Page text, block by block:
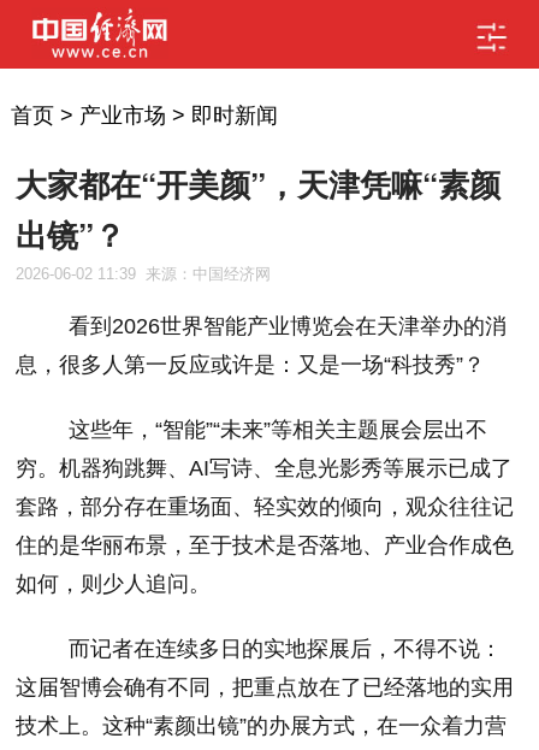
首页> 产业市场 > 即时新闻
大家都在“开美颜”，天津凭嘛“素颜
出镜”？
2026-06-02 11:39 来源：中国经济网
看到 2026世界智能产业博览会在天津举办的消
息，很多人第一反应或许是：又是一场“科技秀”？
这些年，“智能”“未来”等相关主题展会层出不
穷。机器狗跳舞、AI写诗、全息光影秀等展示已成了
套路，部分存在重场面、轻实效的倾向，观众往往记
住的是华丽布景，至于技术是否落地、产业合作成色
如何，则少人追问。
而记者在连续多日的实地探展后，不得不说：
这届智博会确有不同 ，把重点放在了已经落地的实用
技术上。这种“素颜出镜”的办展方式，在一众着力营